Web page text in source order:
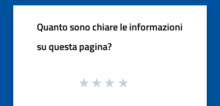
Quanto sono chiare le informazioni
su questa pagina?